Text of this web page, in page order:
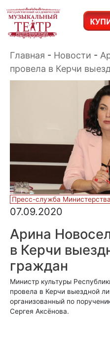
Главная - Новости -
провела в Керчи
Пресс-служба
07.09.2020
Арина
в Керчи
граждан
Министр культуры
провела в Керчи выездной
организованный по
Сергея Аксёнова.